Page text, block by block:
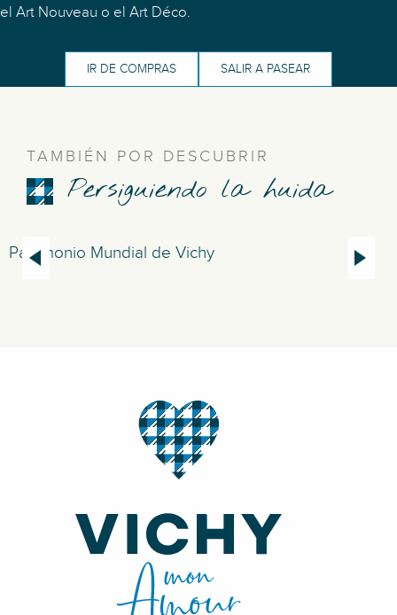
el Art Nouveau o el Art Déco.
IR DE COMPRAS SALIR A PASEAR
TAMBIÉN POR DESCUBRIR
Persiguiendo la huida
Patrimonio Mundial de Vichy